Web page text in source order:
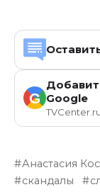
G Google
Анастасия
скандалы